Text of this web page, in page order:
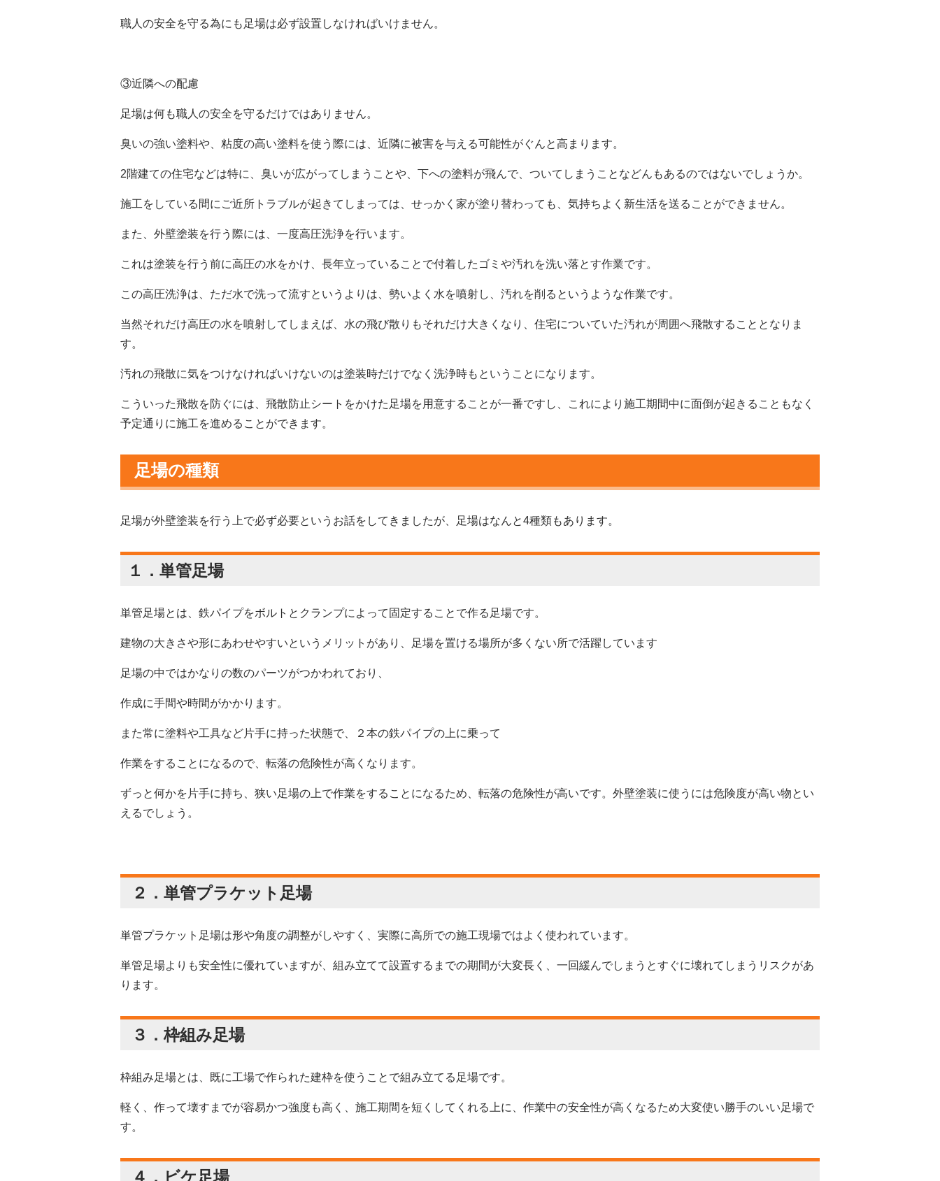
職人の安全を守る為にも足場は必ず設置しなければいけません。
③近隣への配慮
足場は何も職人の安全を守るだけではありません。
臭いの強い塗料や、粘度の高い塗料を使う際には、近隣に被害を与える可能性がぐんと高まります。
2階建ての住宅などは特に、臭いが広がってしまうことや、下への塗料が飛んで、ついてしまうことなどんもあるのではないでしょうか。
施工をしている間にご近所トラブルが起きてしまっては、せっかく家が塗り替わっても、気持ちよく新生活を送ることができません。
また、外壁塗装を行う際には、一度高圧洗浄を行います。
これは塗装を行う前に高圧の水をかけ、長年立っていることで付着したゴミや汚れを洗い落とす作業です。
この高圧洗浄は、ただ水で洗って流すというよりは、勢いよく水を噴射し、汚れを削るというような作業です。
当然それだけ高圧の水を噴射してしまえば、水の飛び散りもそれだけ大きくなり、住宅についていた汚れが周囲へ飛散することとなりま
す。
汚れの飛散に気をつけなければいけないのは塗装時だけでなく洗浄時もということになります。
こういった飛散を防ぐには、飛散防止シートをかけた足場を用意することが一番ですし、これにより施工期間中に面倒が起きることもなく
予定通りに施工を進めることができます。
足場の種類
足場が外壁塗装を行う上で必ず必要というお話をしてきましたが、足場はなんと4種類もあります。
１． 単管足場
単管足場とは、鉄パイプをボルトとクランプによって固定することで作る足場です。
建物の大きさや形にあわせやすいというメリットがあり、足場を置ける場所が多くない所で活躍しています
足場の中ではかなりの数のパーツがつかわれており、
作成に手間や時間がかかります。
また常に塗料や工具など片手に持った状態で、２本の鉄パイプの上に乗って
作業をすることになるので、転落の危険性が高くなります。
ずっと何かを片手に持ち、狭い足場の上で作業をすることになるため、転落の危険性が高いです。外壁塗装に使うには危険度が高い物とい
えるでしょう。
２． 単管プラケット足場
単管プラケット足場は形や角度の調整がしやすく、実際に高所での施工現場ではよく使われています。
単管足場よりも安全性に優れていますが、組み立てて設置するまでの期間が大変長く、一回緩んでしまうとすぐに壊れてしまうリスクがあ
ります。
３．枠組み足場
枠組み足場とは、既に工場で作られた建枠を使うことで組み立てる足場です。
軽く、作って壊すまでが容易かつ強度も高く、施工期間を短くしてくれる上に、作業中の安全性が高くなるため大変使い勝手のいい足場で
す。
４．ビケ足場